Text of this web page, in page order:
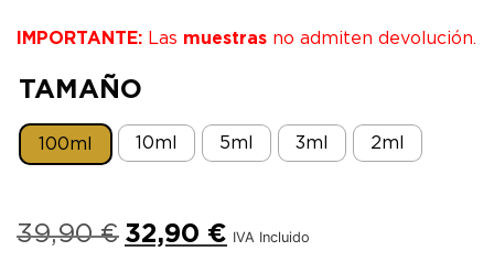
IMPORTANTE: Las muestras no admiten devolución.
TAMAÑO
100ml 10ml 5ml 3ml 2ml
39,90€ 32,90 € IVA Incluido